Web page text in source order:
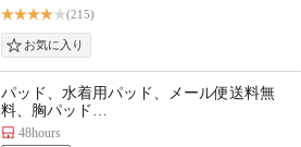
(215)
パッド、水着用パッド、メール便送料無
料、胸パッド…
48hours